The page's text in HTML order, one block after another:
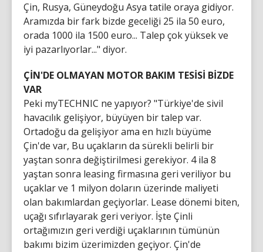
Çin, Rusya, Güneydoğu Asya tatile oraya gidiyor.
Aramızda bir fark bizde geceliği 25 ila 50 euro,
orada 1000 ila 1500 euro... Talep çok yüksek ve
iyi pazarlıyorlar..." diyor.
ÇİN'DE OLMAYAN MOTOR BAKIM TESİSİ BİZDE
VAR
Peki myTECHNIC ne yapıyor? "Türkiye'de sivil
havacılık gelişiyor, büyüyen bir talep var.
Ortadoğu da gelişiyor ama en hızlı büyüme
Çin'de var, Bu uçakların da sürekli belirli bir
yaştan sonra değiştirilmesi gerekiyor. 4 ila 8
yaştan sonra leasing firmasına geri veriliyor bu
uçaklar ve 1 milyon doların üzerinde maliyeti
olan bakımlardan geçiyorlar. Lease dönemi biten,
uçağı sıfırlayarak geri veriyor. İşte Çinli
ortağımızın geri verdiği uçaklarının tümünün
bakımı bizim üzerimizden geçiyor. Çin'de